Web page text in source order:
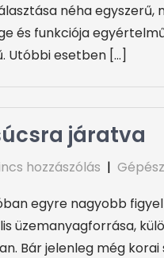
néha egyszerű,
és funkciója
Utóbbi esetben […]
járatva
hozzászólás |
egyre nagyobb
üzemanyagforrása,
Bár jelenleg még korai